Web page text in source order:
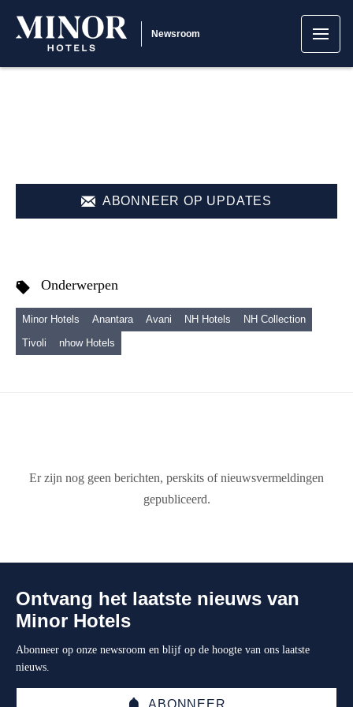
Newsroom
Onderwerpen
Minor Hotels Anantara Avani NH Hotels
NH Collection
Tivoli
nhow Hotels
ABONNEER OP UPDATES
Er zijn nog geen berichten, perskits of nieuwsvermeldingen
gepubliceerd.
Ontvang het laatste nieuws van
Minor Hotels
Abonneer op onze newsroom en blijf op de hoogte van ons laatste
nieuws.
ABONNEER